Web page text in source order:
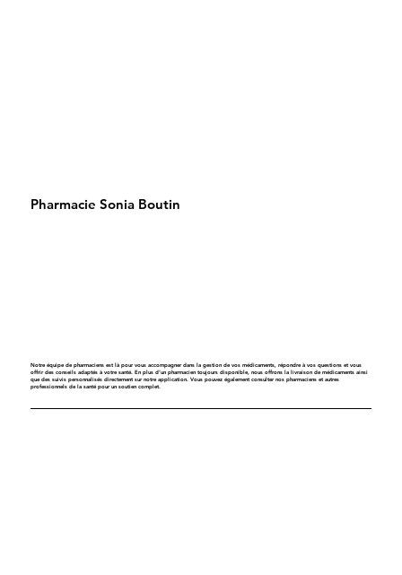
Pharmacie Sonia Boutin
Notre équipe de pharmaciens est là pour vous accompagner dans la gestion de vos médicaments, répondre à vos questions et vous
offrir des conseils adaptés à votre santé. En plus d’un pharmacien toujours disponible, nous offrons la livraison de médicaments ainsi
que des suivis personnalisés directement sur notre application. Vous pouvez également consulter nos pharmaciens et autres
professionnels de la santé pour un soutien complet.